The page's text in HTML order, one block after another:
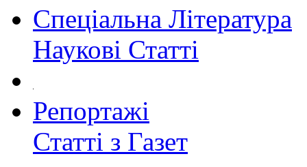
Спеціальна Література
Наукові Статті
Репортажі
Статті з Газет